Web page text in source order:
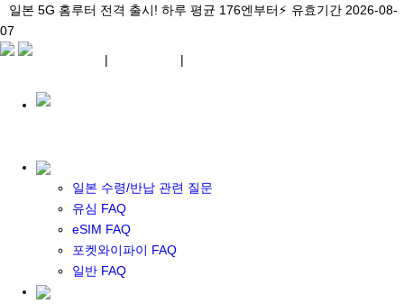
일본 5G 홈루터 전격 출시! 하루 평균 176엔부터⚡ 유효기간 2026-08-
07
일본 수령/반납 관련 질문
유심 FAQ
eSIM FAQ
포켓와이파이 FAQ
일반 FAQ
\아이비디오 eSIM🇯🇵/ 일본 3대 현지망 모두 플랜 완비! 유효기간
2026-08-07
일본 5G 홈루터 전격 출시! 하루 평균 176엔부터⚡ 유효기간 2026-08-
07
| |
포켓 와이파이 대여
일본 와이파이
일본 계약 와이파이
eSIM